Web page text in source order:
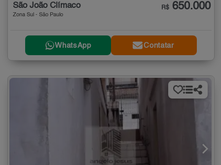
São João Clímaco
Zona Sul - São Paulo
R$ 650.000
WhatsApp Contatar